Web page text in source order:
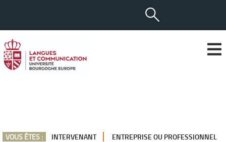
VOUS ÊTES : INTERVENANT ENTREPRISE OU PROFESSIONNEL